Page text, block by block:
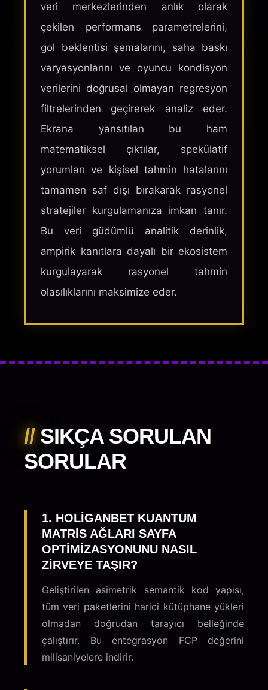
veri merkezlerinden anlık olarak
çekilen performans parametrelerini,
gol beklentisi şemalarını, saha baskı
varyasyonlarını ve oyuncu kondisyon
verilerini doğrusal olmayan regresyon
filtrelerinden geçirerek analiz eder.
Ekrana yansıtılan bu ham
matematiksel çıktılar, spekülatif
yorumları ve kişisel tahmin hatalarını
tamamen saf dışı bırakarak rasyonel
stratejiler kurgulamanıza imkan tanır.
Bu veri güdümlü analitik derinlik,
ampirik kanıtlara dayalı bir ekosistem
kurgulayarak rasyonel tahmin
olasılıklarını maksimize eder.
//SIKÇA SORULAN
SORULAR
1. HOLIGANBET KUANTUM
MATRIS AĞLARI SAYFA
OPTIMIZASYONUNU NASIL
ZIRVEYE TAŞIR?
Geliştirilen asimetrik semantik kod yapısı,
tüm veri paketlerini harici kütüphane yükleri
olmadan doğrudan tarayıcı belleğinde
çalıştırır. Bu entegrasyon FCP değerini
milisaniyelere indirir.